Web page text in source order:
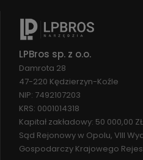
LPBros sp. z o.o.
Damrota 28
47-220 Kędzierzyn-Koźle
NIP: 7492107203
KRS: 0001014318
Kapitał zakładowy: 50 000,00 ZŁ
Sąd Rejonowy w Opolu, VIII
Gospodarczy Krajowego